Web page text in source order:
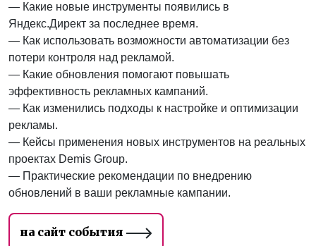
— Какие новые инструменты появились в
Яндекс.Директ за последнее время.
— Как использовать возможности автоматизации без
потери контроля над рекламой.
— Какие обновления помогают повышать
эффективность рекламных кампаний.
— Как изменились подходы к настройке и оптимизации
рекламы.
— Кейсы применения новых инструментов на реальных
проектах Demis Group.
— Практические рекомендации по внедрению
обновлений в ваши рекламные кампании.
на сайт события